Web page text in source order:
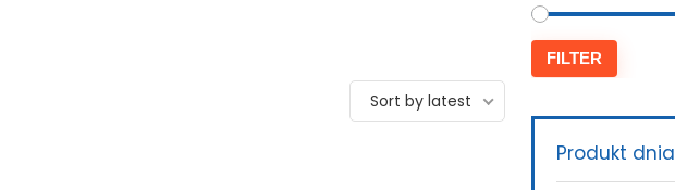
Sort by latest
FILTER
Produkt dnia